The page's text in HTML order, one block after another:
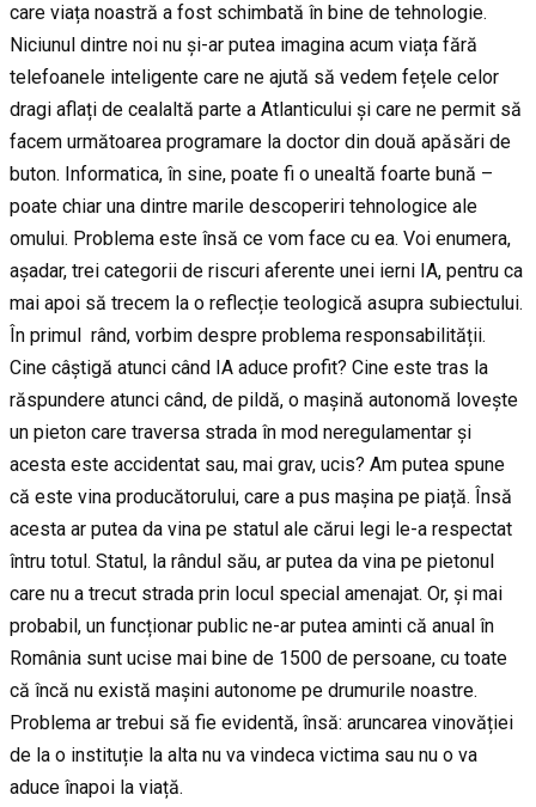
care viața noastră a fost schimbată în bine de tehnologie.
Niciunul dintre noi nu și-ar putea imagina acum viața fără
telefoanele inteligente care ne ajută să vedem fețele celor
dragi aflați de cealaltă parte a Atlanticului și care ne permit să
facem următoarea programare la doctor din două apăsări de
buton. Informatica, în sine, poate fi o unealtă foarte bună –
poate chiar una dintre marile descoperiri tehnologice ale
omului. Problema este însă ce vom face cu ea. Voi enumera,
așadar, trei categorii de riscuri aferente unei ierni IA, pentru ca
mai apoi să trecem la o reflecție teologică asupra subiectului.
În primul rând, vorbim despre problema responsabilității.
Cine câștigă atunci când IA aduce profit? Cine este tras la
răspundere atunci când, de pildă, o mașină autonomă lovește
un pieton care traversa strada în mod neregulamentar și
acesta este accidentat sau, mai grav, ucis? Am putea spune
că este vina producătorului, care a pus mașina pe piață. Însă
acesta ar putea da vina pe statul ale cărui legi le-a respectat
întru totul. Statul, la rândul său, ar putea da vina pe pietonul
care nu a trecut strada prin locul special amenajat. Or, și mai
probabil, un funcționar public ne-ar putea aminti că anual în
România sunt ucise mai bine de 1500 de persoane, cu toate
că încă nu există mașini autonome pe drumurile noastre.
Problema ar trebui să fie evidentă, însă: aruncarea vinovăției
de la o instituție la alta nu va vindeca victima sau nu o va
aduce înapoi la viață.